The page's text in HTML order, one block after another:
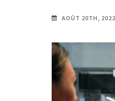
AOÛT 20TH, 2022